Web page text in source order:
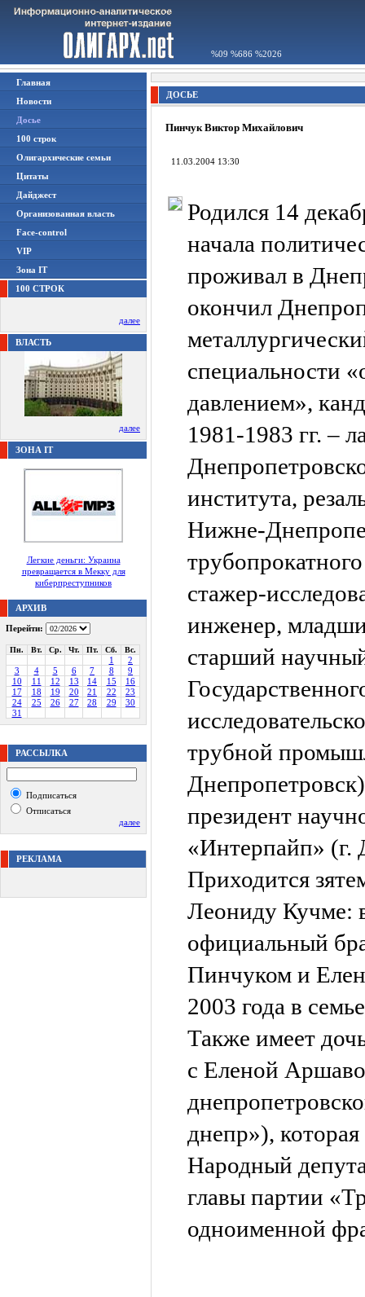
%09 %686 %2026
Главная
Новости
Досье
100 строк
Олигархические семьи
Цитаты
Дайджест
Организованная власть
Face-control
VIP
Зона IT
100 СТРОК
далее
ВЛАСТЬ
далее
ЗОНА IT
Легкие деньги: Украина
превращается в Мекку для
киберпреступников
АРХИВ
Перейти:
Пн. Вт. Ср. Чт. Пт. Сб. Вс.
1
2
3
4 5 6 7 8
9
10
11 12 13 14 15
16
17
18 19 20 21 22
23
24
25 26 27 28 29
30
31
РАССЫЛКА
Подписаться
Отписаться
далее
РЕКЛАМА
ДОСЬЕ
Пинчук Виктор Михайлович
11.03.2004 13:30
Родился 14
начала
проживал в
окончил
специальности
давлением»,
1981-1983 гг. –
института,
Нижне-
стажер-
инженер,
старший
трубной
президент
«Интерпайп» (г.
Приходится
Леониду Кучме:
официальный
Пинчуком и
2003 года в
Также имеет
с Еленой
днепр»),
Народный
главы партии
одноименной